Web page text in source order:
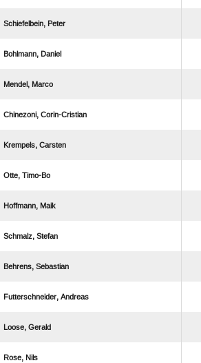
 
 
 
 
 
 
 
 
 
 
 
 